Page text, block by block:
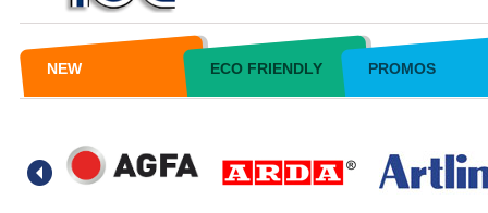
NEW ECO FRIENDLY PROMOS